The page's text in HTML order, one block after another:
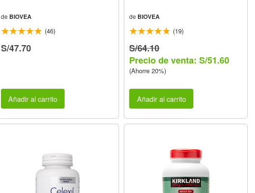
de BIOVEA
(46)
S/47.70
Añadir al carrito
de BIOVEA
(19)
S/64.10
Precio de venta: S/51.60
(Ahorre 20%)
Añadir al carrito